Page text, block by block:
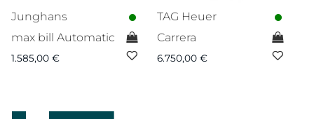
Junghans
max bill Automatic
1.585,00 €
TAG Heuer
Carrera
6.750,00 €